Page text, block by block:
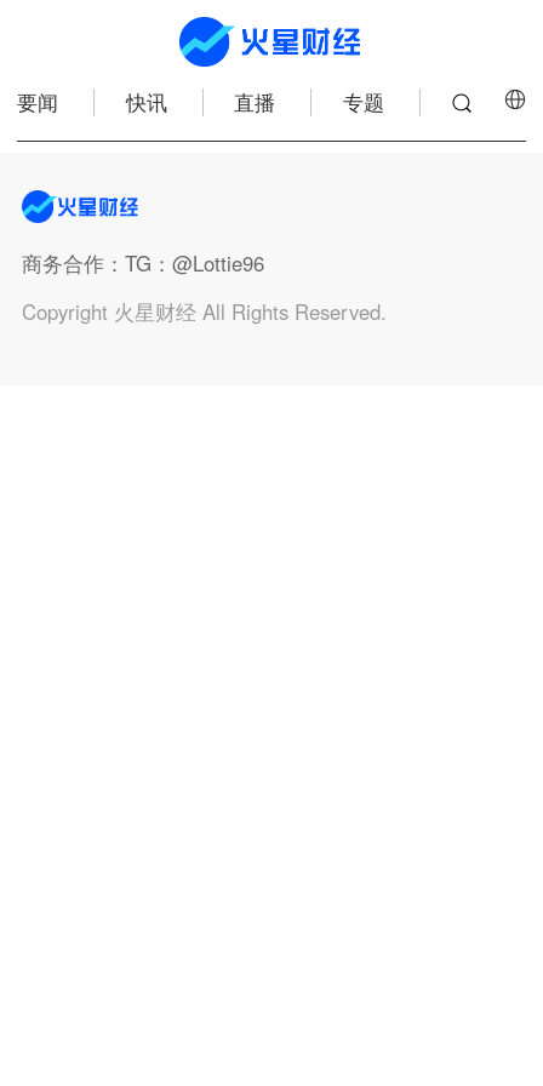
要闻 快讯 直播 专题
商务合作：TG：@Lottie96
Copyright 火星财经 All Rights Reserved.